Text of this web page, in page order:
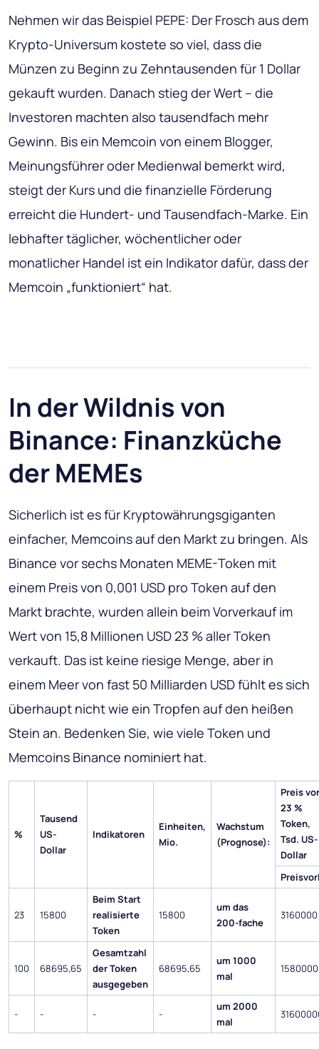
Nehmen wir das Beispiel PEPE: Der Frosch aus dem
Krypto-Universum kostete so viel, dass die
Münzen zu Beginn zu Zehntausenden für 1 Dollar
gekauft wurden. Danach stieg der Wert – die
Investoren machten also tausendfach mehr
Gewinn. Bis ein Memcoin von einem Blogger,
Meinungsführer oder Medienwal bemerkt wird,
steigt der Kurs und die finanzielle Förderung
erreicht die Hundert- und Tausendfach-Marke. Ein
lebhafter täglicher, wöchentlicher oder
monatlicher Handel ist ein Indikator dafür, dass der
Memcoin „funktioniert“ hat.
In der Wildnis von
Binance: Finanzküche
der MEMEs
Sicherlich ist es für Kryptowährungsgiganten
einfacher, Memcoins auf den Markt zu bringen. Als
Binance vor sechs Monaten MEME-Token mit
einem Preis von 0,001 USD pro Token auf den
Markt brachte, wurden allein beim Vorverkauf im
Wert von 15,8 Millionen USD 23 % aller Token
verkauft. Das ist keine riesige Menge, aber in
einem Meer von fast 50 Milliarden USD fühlt es sich
überhaupt nicht wie ein Tropfen auf den heißen
Stein an. Bedenken Sie, wie viele Token und
Memcoins Binance nominiert hat.
%
Tausend
US-
Dollar
Indikatoren
Einheiten,
Mio.
Wachstum
(Prognose):
Preis
23 %
Token,
Tsd. US-
Dollar
23 15800
Beim Start
realisierte
Token
15800
um das
200-fache
3160000
100 68695,65
Gesamtzahl
der Token
ausgegeben
68695,65
um 1000
mal
- - - -
um 2000
mal